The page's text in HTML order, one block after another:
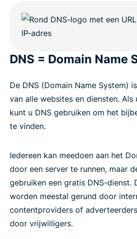
DNS = Domain Name
De DNS (Domain Name System)
van alle websites en diensten. Als
kunt u DNS gebruiken om het
te vinden.
Iedereen kan meedoen aan het
door een server te runnen, maar
gebruiken een gratis DNS-dienst.
worden meestal gerund door
contentproviders of
door vrijwilligers.